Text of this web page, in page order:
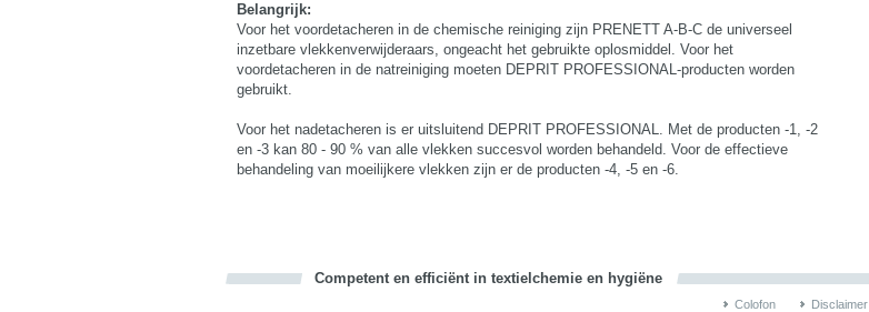
Belangrijk:
Voor het voordetacheren in de chemische reiniging zijn PRENETT A-B-C de universeel
inzetbare vlekkenverwijderaars, ongeacht het gebruikte oplosmiddel. Voor het
voordetacheren in de natreiniging moeten DEPRIT PROFESSIONAL-producten worden
gebruikt.
Voor het nadetacheren is er uitsluitend DEPRIT PROFESSIONAL. Met de producten -1, -2
en -3 kan 80 - 90 % van alle vlekken succesvol worden behandeld. Voor de effectieve
behandeling van moeilijkere vlekken zijn er de producten -4, -5 en -6.
Competent en efficiënt in textielchemie en hygiëne
Colofon Disclaimer